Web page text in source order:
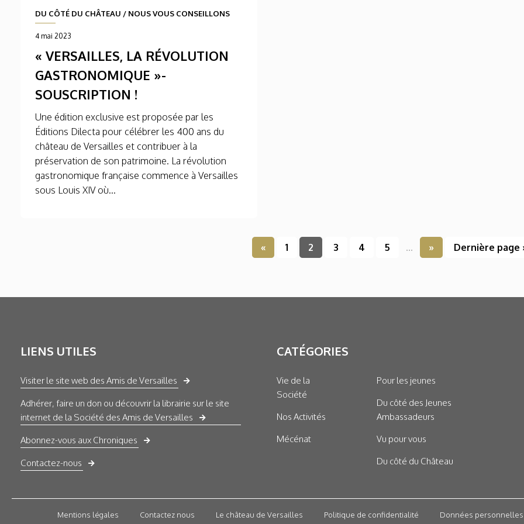
DU CÔTÉ DU CHÂTEAU / NOUS VOUS CONSEILLONS
4 mai 2023
« VERSAILLES, LA RÉVOLUTION
GASTRONOMIQUE »-
SOUSCRIPTION !
Une édition exclusive est proposée par les
Éditions Dilecta pour célébrer les 400 ans du
château de Versailles et contribuer à la
préservation de son patrimoine. La révolution
gastronomique française commence à Versailles
sous Louis XIV où...
« 1 2 3 4 5 ... » Dernière page
LIENS UTILES
Visiter le site web des Amis de Versailles
Adhérer, faire un don ou découvrir la librairie sur le site
internet de la Société des Amis de Versailles
Abonnez-vous aux Chroniques
Contactez-nous
CATÉGORIES
Vie de la
Société
Nos Activités
Mécénat
Pour les jeunes
Du côté des Jeunes
Ambassadeurs
Vu pour vous
Du côté du Château
Mentions légales Contactez nous Le château de Versailles Politique de confidentialité Données personnelles